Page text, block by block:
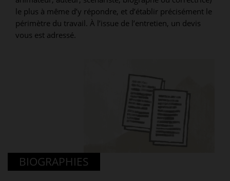
le plus à même d’y répondre, et d’établir précisément le
périmètre du travail. À l’issue de l’entretien, un devis
vous est adressé.
BIOGRAPHIES